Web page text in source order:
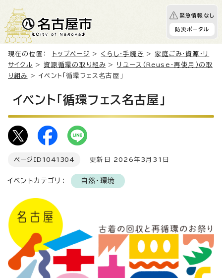
緊急情報なし
防災ポータル
現在の位置： トップページ > くらし・手続き > 家庭ごみ・資源・リ
サイクル >資源循環の取り組み > リユース（Reuse・再使用）の取
り組み > イベント「循環フェス名古屋」
イベント「循環フェス名古屋」
ページID 1041304 更新日 2026年3月31日
イベントカテゴリ： 自然・環境